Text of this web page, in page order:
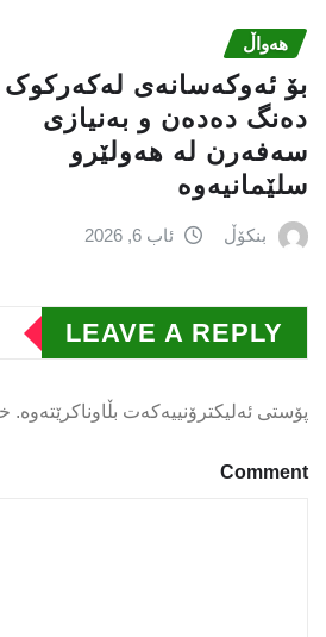
هەواڵ
بۆ ئەوکەسانەی لەکەرکوک
دەنگ دەدەن و بەنیازی
سەفەرن لە هەولێرو
سلێمانیەوە
بنکۆڵ ئاب 6, 2026
LEAVE A REPLY
پۆستی ئەلیکترۆنییەکەت بڵاوناکرێتەوە.
Comment